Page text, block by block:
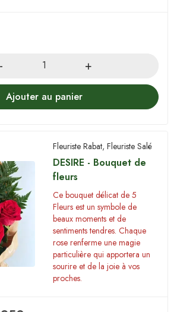
Ajouter au panier
Fleuriste Rabat, Fleuriste Salé
DESIRE - Bouquet de
fleurs
Ce bouquet délicat de 5
Fleurs est un symbole de
beaux moments et de
sentiments tendres. Chaque
rose renferme une magie
particulière qui apportera un
sourire et de la joie à vos
proches.